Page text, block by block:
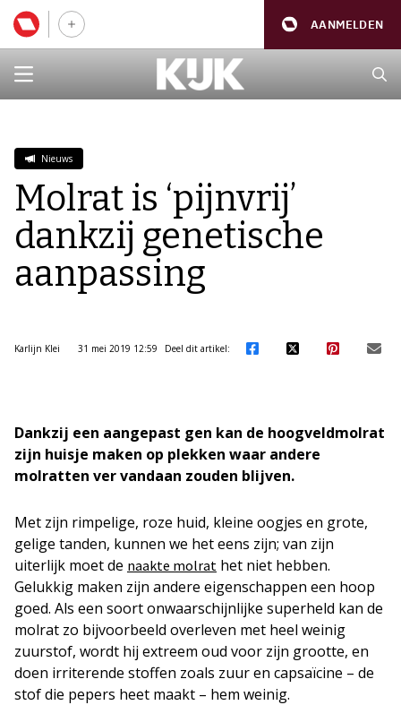
AANMELDEN
Nieuws
Molrat is ‘pijnvrij’
dankzij genetische
aanpassing
Karlijn Klei 31 mei 2019 12:59 Deel dit artikel:
Dankzij een aangepast gen kan de hoogveldmolrat
zijn huisje maken op plekken waar andere
molratten ver vandaan zouden blijven.
Met zijn rimpelige, roze huid, kleine oogjes en grote,
gelige tanden, kunnen we het eens zijn; van zijn
uiterlijk moet de naakte molrat het niet hebben.
Gelukkig maken zijn andere eigenschappen een hoop
goed. Als een soort onwaarschijnlijke superheld kan de
molrat zo bijvoorbeeld overleven met heel weinig
zuurstof, wordt hij extreem oud voor zijn grootte, en
doen irriterende stoffen zoals zuur en capsaïcine – de
stof die pepers heet maakt – hem weinig.